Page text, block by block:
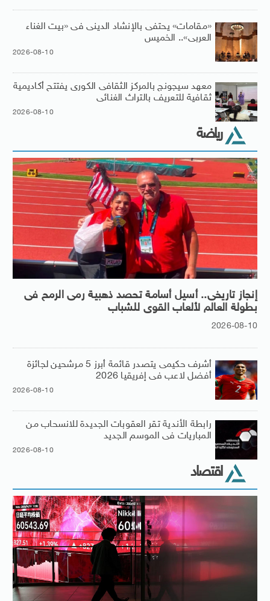
«مقامات» يحتفى بالإنشاد الدينى فى «بيت الغناء
العربى».. الخميس
2026-08-10
معهد سيجونج بالمركز الثقافى الكورى يفتتح أكاديمية
ثقافية للتعريف بالتراث الغنائى
2026-08-10
رياضة
إنجاز تاريخى.. أسيل أسامة تحصد ذهبية رمى الرمح فى
بطولة العالم لألعاب القوى للشباب
2026-08-10
أشرف حكيمى يتصدر قائمة أبرز 5 مرشحين لجائزة
أفضل لاعب فى إفريقيا 2026
2026-08-10
رابطة الأندية تقر العقوبات الجديدة للانسحاب من
المباريات فى الموسم الجديد
2026-08-10
اقتصاد